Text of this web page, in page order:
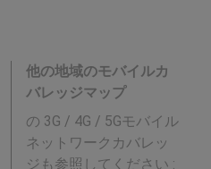
他の地域のモバイルカ
バレッジマップ
の 3G / 4G / 5Gモバイル
ネットワークカバレッ
ジも参照してください :